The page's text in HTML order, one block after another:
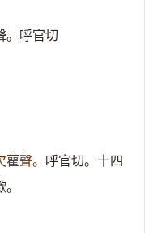
。呼官切
聲。 呼官切。十四